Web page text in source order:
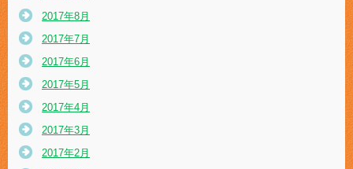
2017年8月
2017年7月
2017年6月
2017年5月
2017年4月
2017年3月
2017年2月